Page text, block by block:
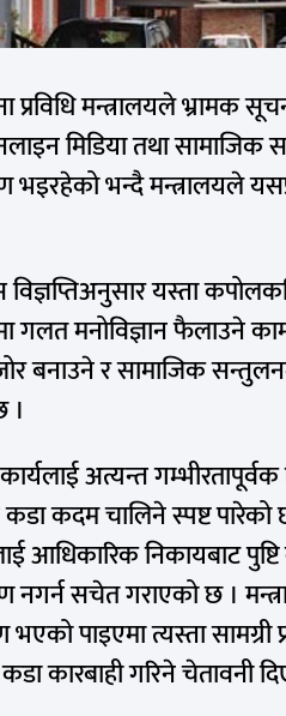
प्रविधि मन्त्रालयले भ्रामक
मिडिया तथा सामाजिक
भइरहेको भन्दै मन्त्रालयले
विज्ञप्तिअनुसार यस्ता
गलत मनोविज्ञान फैलाउने
बनाउने र सामाजिक
।
अत्यन्त
कडा कदम चालिने स्पष्ट
आधिकारिक निकायबाट
नगर्न सचेत गराएको छ ।
भएको पाइएमा त्यस्ता
कारबाही गरिने चेतावनी